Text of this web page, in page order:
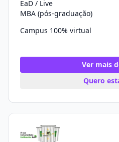
EaD / Live
MBA (pós-graduação)
Campus 100% virtual
Ver mais
Quero